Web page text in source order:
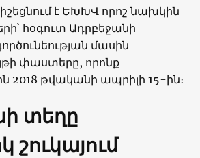
է ԵԽԽՎ որոշ նախկին
հօգուտ Ադրբեջանի
մասին
փաստերը, որոնք
2018 թվականի ապրիլի 15-ին։
տեղը
շուկայում